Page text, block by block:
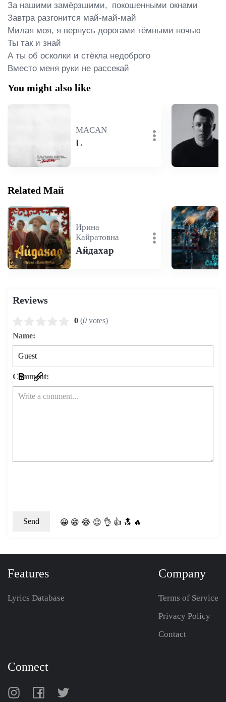
За нашими замёрзшими,  покошенными окнами
Завтра разгонится май-май-май
Милая моя, я вернусь дорогами тёмными ночью
Ты так и знай
А ты об осколки и стёкла недоброго
Вместо меня руки не рассекай
You might also like
MACAN
L
Related Май
Ирина
Кайратовна
Айдахар
Reviews
0 (0 votes)
Name:
Comment:
😀 😁 😂 😉 👌 👍 🔝 🔥
Features
Lyrics Database
Company
Terms of Service
Privacy Policy
Contact
Connect